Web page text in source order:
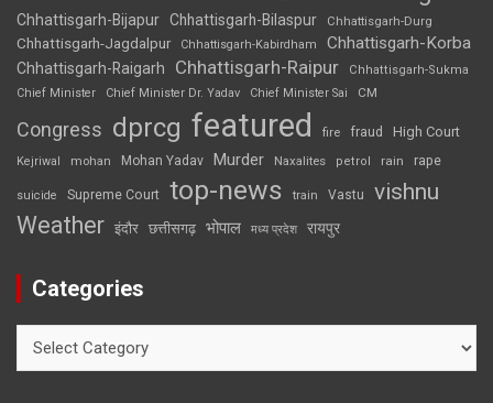
Chhattisgarh-Bijapur Chhattisgarh-Bilaspur Chhattisgarh-Durg
Chhattisgarh-Jagdalpur Chhattisgarh-Kabirdham Chhattisgarh-Korba
Chhattisgarh-Raigarh Chhattisgarh-Raipur
Chhattisgarh-Sukma
Chief Minister
Chief Minister Dr. Yadav Chief Minister Sai CM
Congress dprcg featured fire fraud High Court
Kejriwal mohan Mohan Yadav Murder Naxalites petrol rain rape
suicide Supreme Court top-news train Vastu vishnu
Weather इंदौर छत्तीसगढ़ भोपाल मध्य प्रदेश रायपुर
Categories